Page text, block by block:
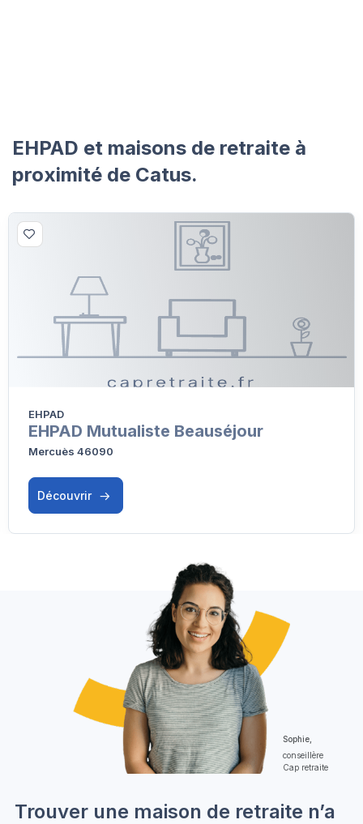
EHPAD et maisons de retraite à
proximité de Catus.
EHPAD
EHPAD Mutualiste Beauséjour
Mercuès 46090
Découvrir
Sophie,
conseillère
Cap retraite
Trouver une maison de retraite n’a